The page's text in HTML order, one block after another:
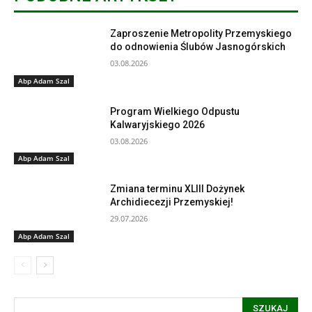
Abp Adam Szal
Zaproszenie Metropolity Przemyskiego
do odnowienia Ślubów Jasnogórskich
03.08.2026
Abp Adam Szal
Program Wielkiego Odpustu
Kalwaryjskiego 2026
03.08.2026
Abp Adam Szal
Zmiana terminu XLIII Dożynek
Archidiecezji Przemyskiej!
29.07.2026
SZUKAJ